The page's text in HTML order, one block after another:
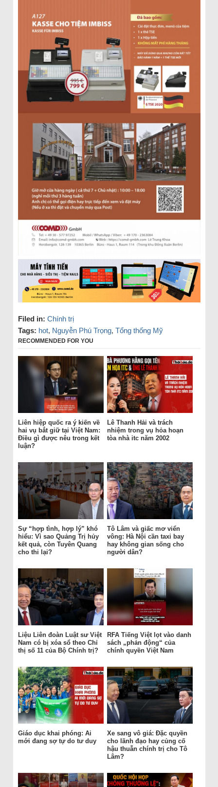
Filed in: Chính trị
Tags: hot, Nguyễn Phú Trọng, Tổng thống Mỹ
RECOMMENDED FOR YOU
Liên hiệp quốc ra ý kiến về
hai vụ bắt giữ tại Việt Nam:
Điều gì được nêu trong kết
luận?
Lê Thanh Hải và trách
nhiệm trong vụ hỏa hoạn
tòa nhà itc năm 2002
Sự “hợp tình, hợp lý” khó
hiểu: Vì sao Quảng Trị hủy
kết quả, còn Tuyên Quang
cho thi lại?
Tô Lâm và giấc mơ viển
vông: Hà Nội cần taxi bay
hay không gian sống cho
người dân?
Liệu Liên đoàn Luật sư Việt
Nam có bị xóa sổ theo Chỉ
thị số 11 của Bộ Chính trị?
RFA Tiếng Việt lọt vào danh
sách „phản động“ của
chính quyền Việt Nam
Giáo dục khai phóng: Ai
mới đang sợ tự do tư duy
Xe sang vô giá: Đặc quyền
cho lãnh đạo hay củng cố
hậu thuẫn chính trị cho Tô
Lâm?